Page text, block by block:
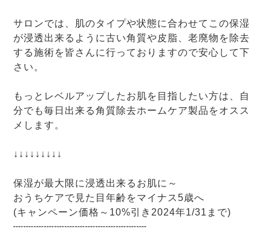
サロンでは、肌のタイプや状態に合わせてこの保湿
が浸透出来るように古い角質や皮脂、老廃物を除去
する施術を皆さんに行っておりますので安心して下
さい。
もっとレベルアップしたお肌を目指したい方は、自
分でも毎日出来る角質除去ホームケア製品をオスス
メします。
↓↓↓↓↓↓↓↓↓
保湿が最大限に浸透出来るお肌に～
おうちケアで見た目年齢をマイナス5歳へ
(キャンペーン価格～10%引き2024年1/31まで)
┉┉┉┉┉┉┉┉┉┉┉┉┉